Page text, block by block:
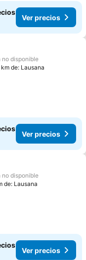
Ver precios
no disponible
de: Lausana
Ver precios
no disponible
de: Lausana
Ver precios